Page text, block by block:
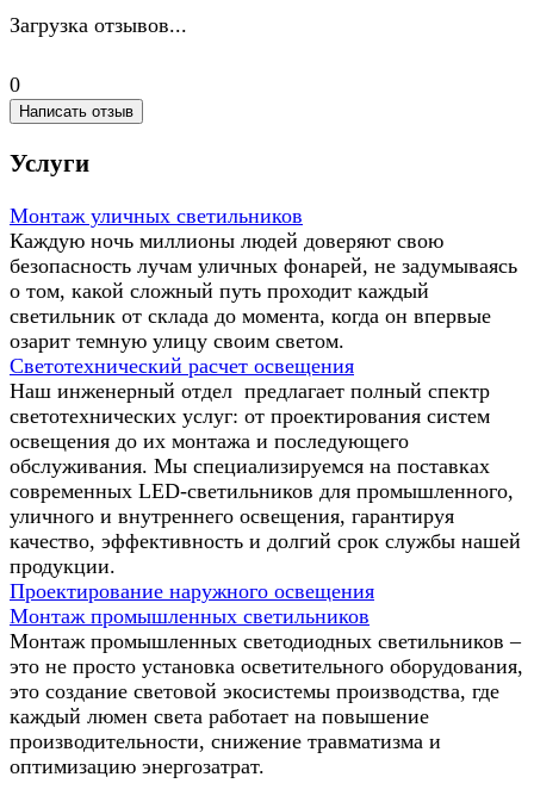
Загрузка отзывов...
0
Написать отзыв
Услуги
Монтаж уличных светильников
Каждую ночь миллионы людей доверяют свою
безопасность лучам уличных фонарей, не задумываясь
о том, какой сложный путь проходит каждый
светильник от склада до момента, когда он впервые
озарит темную улицу своим светом.
Светотехнический расчет освещения
Наш инженерный отдел предлагает полный спектр
светотехнических услуг: от проектирования систем
освещения до их монтажа и последующего
обслуживания. Мы специализируемся на поставках
современных LED-светильников для промышленного,
уличного и внутреннего освещения, гарантируя
качество, эффективность и долгий срок службы нашей
продукции.
Проектирование наружного освещения
Монтаж промышленных светильников
Монтаж промышленных светодиодных светильников –
это не просто установка осветительного оборудования,
это создание световой экосистемы производства, где
каждый люмен света работает на повышение
производительности, снижение травматизма и
оптимизацию энергозатрат.